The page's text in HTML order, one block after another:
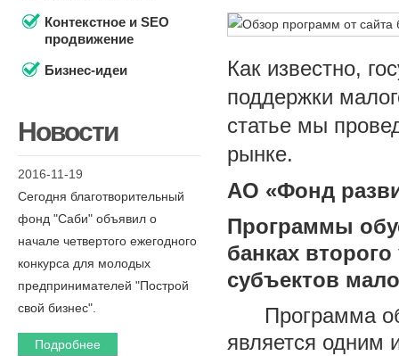
Контекстное и SEO
продвижение
Бизнес-идеи
Новости
2016-11-19
Сегодня благотворительный
фонд "Саби" объявил о
начале четвертого ежегодного
конкурса для молодых
предпринимателей "Построй
свой бизнес".
Подробнее
Как известно,
поддержки
статье мы
рынке.
АО «Фонд
Программы
банках
субъектов
Программа
является одним